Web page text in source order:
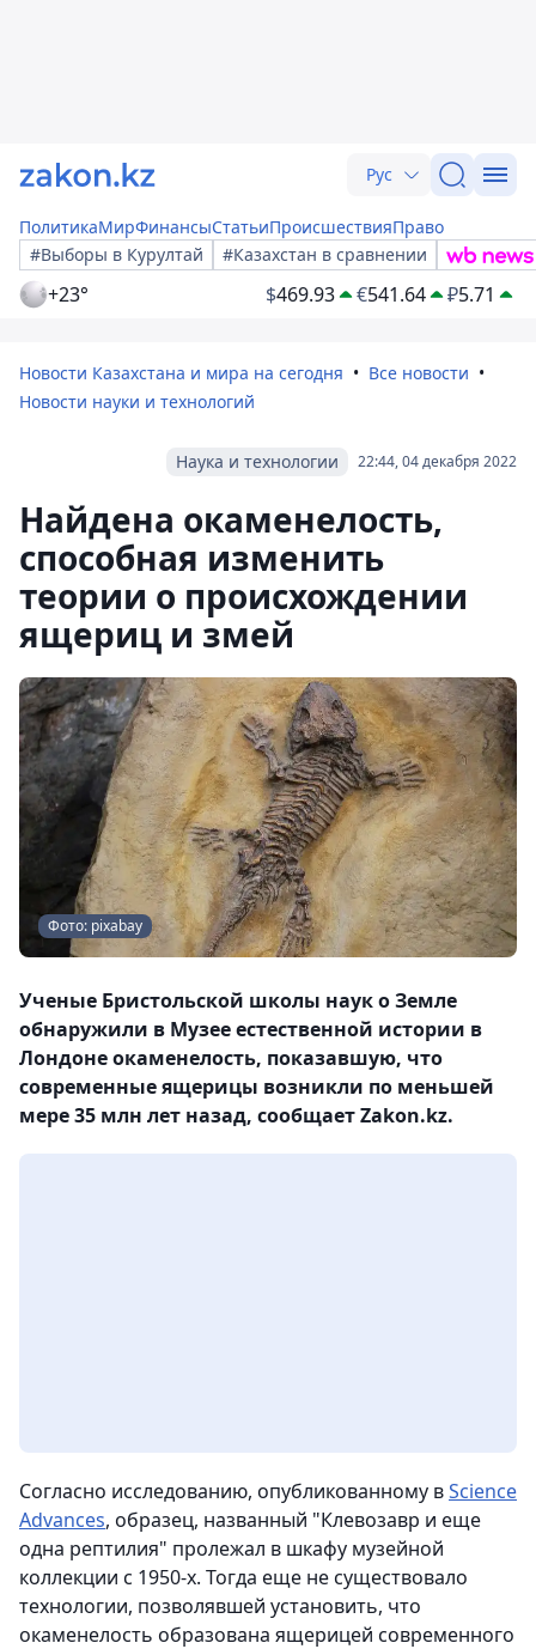
Рус
ПолитикаМирФинансыСтатьиПроисшествияПраво
#Выборы в Курултай
#Казахстан в сравнении
+23° $469.93 €541.64 ₽5.71
Новости Казахстана и мира на сегодня
Все новости
Новости науки и технологий
22:44, 04 декабря 2022
Наука и технологии
Найдена окаменелость,
способная изменить
теории о происхождении
ящериц и змей
Фото: pixabay
Ученые Бристольской школы наук о Земле
обнаружили в Музее естественной истории в
Лондоне окаменелость, показавшую, что
современные ящерицы возникли по меньшей
мере 35 млн лет назад, сообщает Zakon.kz.
Согласно исследованию, опубликованному вScience
Advances, образец, названный "Клевозавр и еще
одна рептилия" пролежал в шкафу музейной
коллекции с 1950-х. Тогда еще не существовало
технологии, позволявшей установить, что
окаменелость образована ящерицей современного